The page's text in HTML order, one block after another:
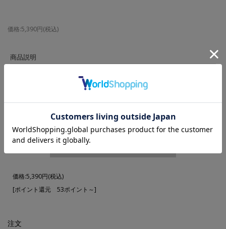
価格:5,390円(税込)
商品説明
価格:5,390円(税込)
[ポイント還元 53ポイント～]
注文